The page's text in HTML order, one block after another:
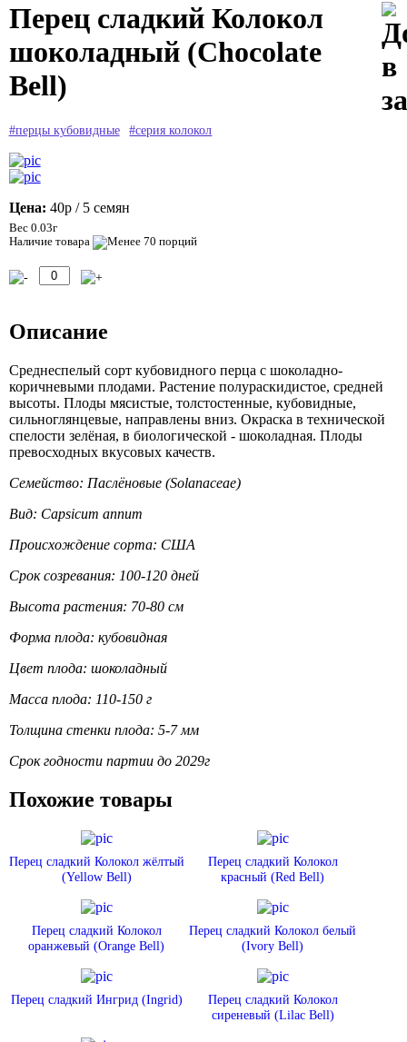
Перец сладкий Колокол
шоколадный (Chocolate
Bell)
#перцы кубовидные #серия колокол
Цена: 40р / 5 семян
Вес 0.03г
Наличие товара
Описание
Среднеспелый сорт кубовидного перца с шоколадно-
коричневыми плодами. Растение полураскидистое, средней
высоты. Плоды мясистые, толстостенные, кубовидные,
сильноглянцевые, направлены вниз. Окраска в технической
спелости зелёная, в биологической - шоколадная. Плоды
превосходных вкусовых качеств.
Семейство: Паслёновые (Solanaceae)
Вид: Capsicum annum
Происхождение сорта: США
Срок созревания: 100-120 дней
Высота растения: 70-80 см
Форма плода: кубовидная
Цвет плода: шоколадный
Масса плода: 110-150 г
Толщина стенки плода: 5-7 мм
Срок годности партии до 2029г
Похожие товары
Перец сладкий Колокол жёлтый
(Yellow Bell)
Перец сладкий Колокол
красный (Red Bell)
Перец сладкий Колокол
оранжевый (Orange Bell)
Перец сладкий Колокол белый
(Ivory Bell)
Перец сладкий Ингрид (Ingrid)
Перец сладкий Колокол
сиреневый (Lilac Bell)